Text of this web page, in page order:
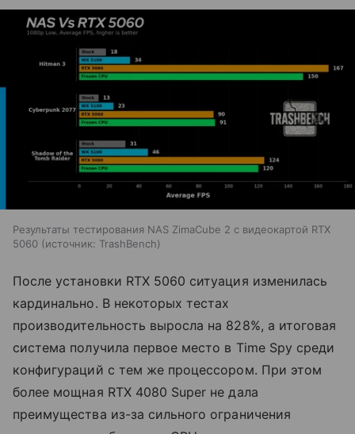
Результаты тестирования NAS ZimaCube 2 с видеокартой RTX
5060
источник: TrashBench
После установки RTX 5060 ситуация изменилась
кардинально. В некоторых тестах
производительность выросла на 828%, а итоговая
система получила первое место в Time Spy среди
конфигураций с тем же процессором. При этом
более мощная RTX 4080 Super не дала
преимущества из-за сильного ограничения